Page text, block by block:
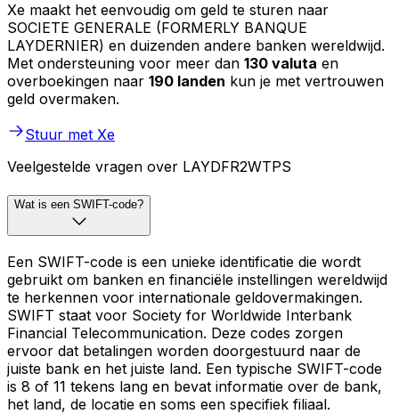
Xe maakt het eenvoudig om geld te sturen naar
SOCIETE GENERALE (FORMERLY BANQUE
LAYDERNIER) en duizenden andere banken wereldwijd.
Met ondersteuning voor meer dan 130 valuta en
overboekingen naar 190 landen kun je met vertrouwen
geld overmaken.
Stuur met Xe
Veelgestelde vragen over LAYDFR2WTPS
Wat is een SWIFT-code?
Een SWIFT-code is een unieke identificatie die wordt
gebruikt om banken en financiële instellingen wereldwijd
te herkennen voor internationale geldovermakingen.
SWIFT staat voor Society for Worldwide Interbank
Financial Telecommunication. Deze codes zorgen
ervoor dat betalingen worden doorgestuurd naar de
juiste bank en het juiste land. Een typische SWIFT-code
is 8 of 11 tekens lang en bevat informatie over de bank,
het land, de locatie en soms een specifiek filiaal.